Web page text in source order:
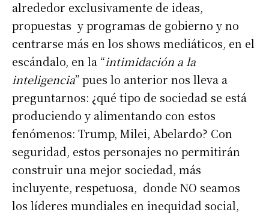
alrededor exclusivamente de ideas,
propuestas y programas de gobierno y no
centrarse más en los shows mediáticos, en el
escándalo, en la “intimidación a la
inteligencia” pues lo anterior nos lleva a
preguntarnos: ¿qué tipo de sociedad se está
produciendo y alimentando con estos
fenómenos: Trump, Milei, Abelardo? Con
seguridad, estos personajes no permitirán
construir una mejor sociedad, más
incluyente, respetuosa, donde NO seamos
los líderes mundiales en inequidad social,